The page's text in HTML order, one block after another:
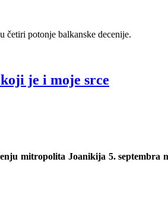
četiri potonje balkanske decenije.
je i moje srce
mitropolita Joanikija 5. septembra